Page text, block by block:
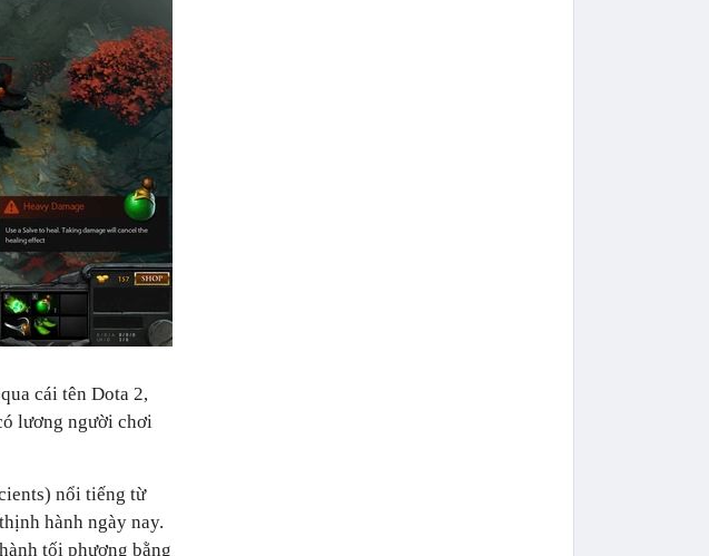
cái tên Dota 2,
lương người chơi
nổi tiếng từ
hành ngày nay.
tối phương bằng